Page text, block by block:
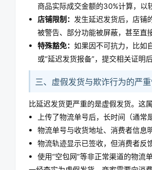
商品实际成交金额的30%计算，以
店铺限制： 发生延迟发货后，店铺
被警告、部分功能被屏蔽，甚至直
特殊豁免： 如果因不可抗力，比如
或“延迟发货报备”，提交相关证明
三、虚假发货与欺诈行为的严
比延迟发货更严重的是虚假发货。这
上传了物流单号后，长时间（通常
物流单号与收货地址、消费者信息
物流轨迹显示已签收，但消费者反
使用“空包网”等非正常渠道的物流单